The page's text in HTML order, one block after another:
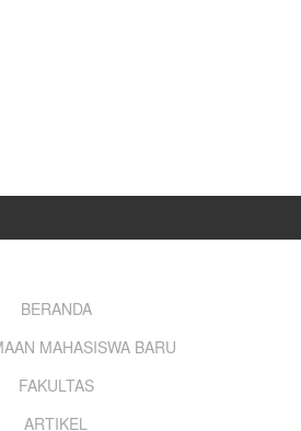
BERANDA
MAHASISWA BARU
FAKULTAS
ARTIKEL